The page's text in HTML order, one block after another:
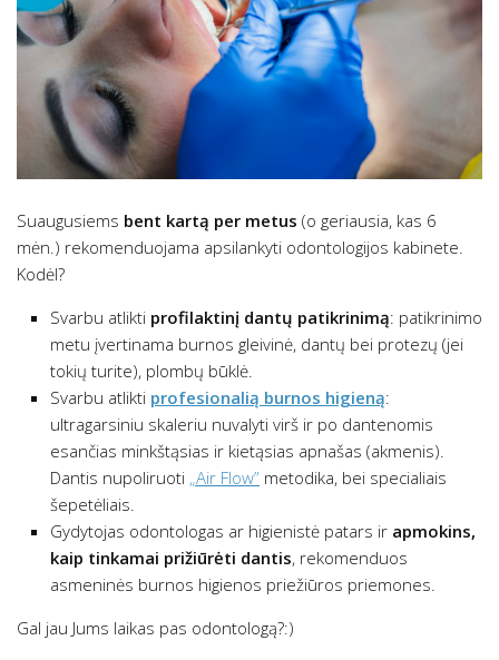
Suaugusiems bent kartą per metus (o geriausia, kas 6
mėn.) rekomenduojama apsilankyti odontologijos kabinete.
Kodėl?
Svarbu atlikti profilaktinį dantų patikrinimą: patikrinimo
metu įvertinama burnos gleivinė, dantų bei protezų (jei
tokių turite), plombų būklė.
Svarbu atlikti profesionalią burnos higieną:
ultragarsiniu skaleriu nuvalyti virš ir po dantenomis
esančias minkštąsias ir kietąsias apnašas (akmenis).
Dantis nupoliruoti „Air Flow” metodika, bei specialiais
šepetėliais.
Gydytojas odontologas ar higienistė patars ir apmokins,
kaip tinkamai prižiūrėti dantis, rekomenduos
asmeninės burnos higienos priežiūros priemones.
Gal jau Jums laikas pas odontologą?:)